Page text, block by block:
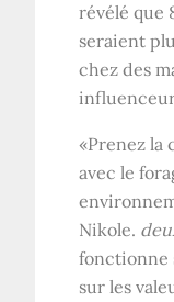
révélé que
seraient
chez des
«Prenez la
avec le
Nikole.
fonctionne
sur les